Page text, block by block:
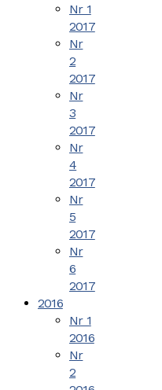
Nr 1
2017
Nr
2
2017
Nr
3
2017
Nr
4
2017
Nr
5
2017
Nr
6
2017
2016
Nr 1
2016
Nr
2